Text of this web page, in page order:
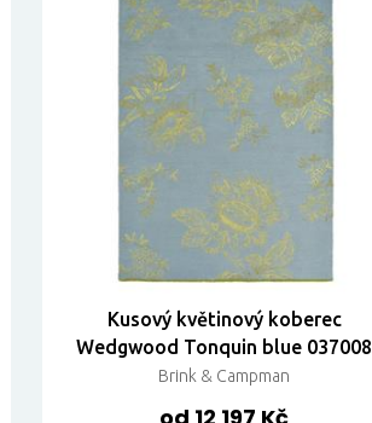
Kusový květinový koberec
Wedgwood Tonquin blue 037008
Brink & Campman